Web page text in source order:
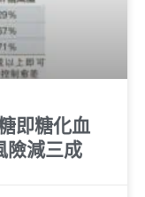
即糖化血
險減三成